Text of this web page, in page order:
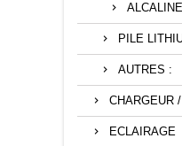
PILE
AUTRES :
CHARGEUR
ECLAIRAGE